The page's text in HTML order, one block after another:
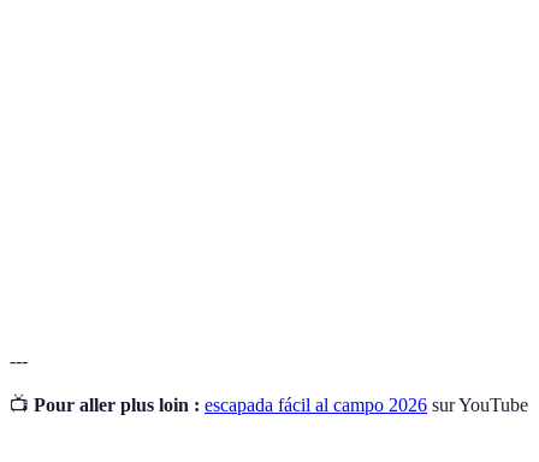
---
📺 Pour aller plus loin : escapada fácil al campo 2026 sur YouTube